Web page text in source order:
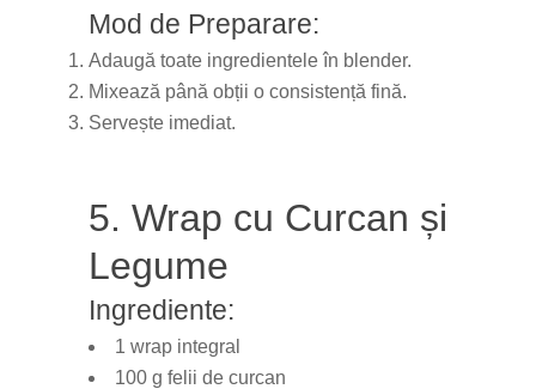
Mod de Preparare:
Adaugă toate ingredientele în blender.
Mixează până obții o consistență fină.
Servește imediat.
5. Wrap cu Curcan și
Legume
Ingrediente:
1 wrap integral
100 g felii de curcan